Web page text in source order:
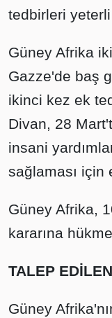
tedbirleri
Güney Afrika
Gazze'de baş
ikinci kez ek
Divan, 28
insani
sağlaması için
Güney Afrika,
kararına
TALEP
Güney